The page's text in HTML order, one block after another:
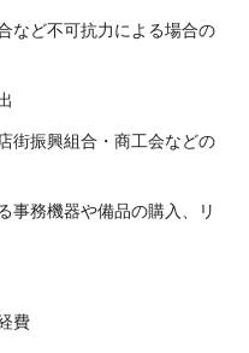
など不可抗力による場合の
街振興組合・商工会などの
事務機器や備品の購入、リ
費